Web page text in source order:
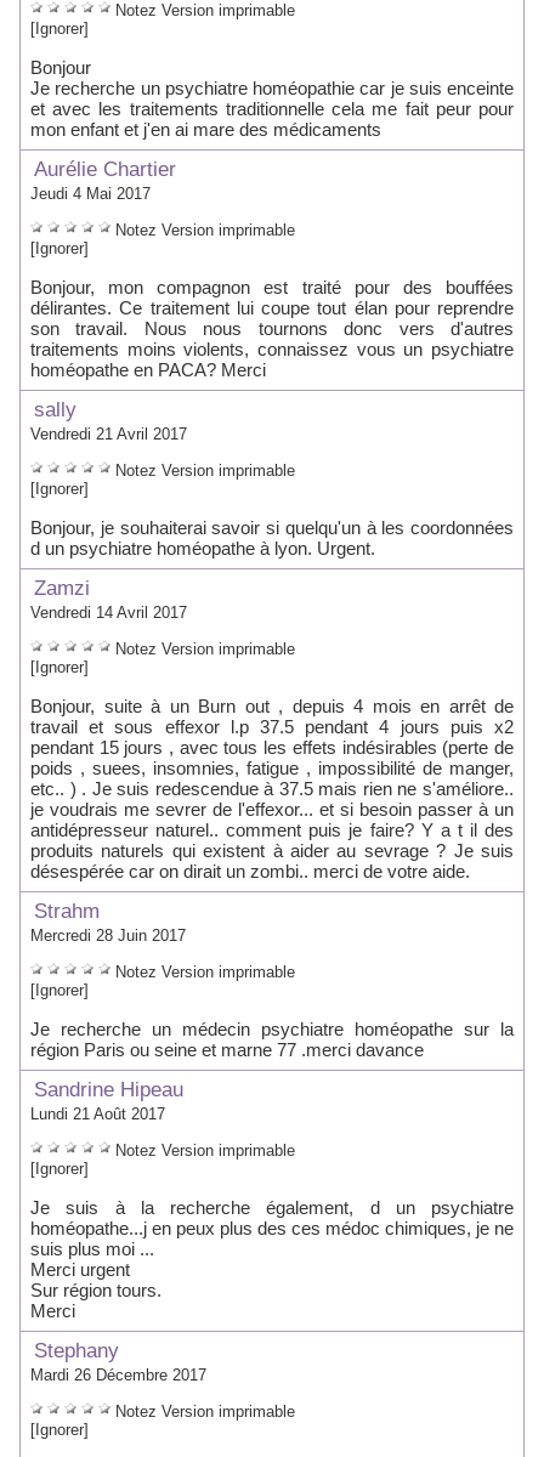
Notez Version imprimable
[Ignorer]
Bonjour
Je recherche un psychiatre homéopathie car je suis enceinte
et avec les traitements traditionnelle cela me fait peur pour
mon enfant et j'en ai mare des médicaments
Aurélie Chartier
Jeudi 4 Mai 2017
Notez Version imprimable
[Ignorer]
Bonjour, mon compagnon est traité pour des bouffées
délirantes. Ce traitement lui coupe tout élan pour reprendre
son travail. Nous nous tournons donc vers d'autres
traitements moins violents, connaissez vous un psychiatre
homéopathe en PACA? Merci
sally
Vendredi 21 Avril 2017
Notez Version imprimable
[Ignorer]
Bonjour, je souhaiterai savoir si quelqu'un à les coordonnées
d un psychiatre homéopathe à lyon. Urgent.
Zamzi
Vendredi 14 Avril 2017
Notez Version imprimable
[Ignorer]
Bonjour, suite à un Burn out , depuis 4 mois en arrêt de
travail et sous effexor l.p 37.5 pendant 4 jours puis x2
pendant 15 jours , avec tous les effets indésirables (perte de
poids , suees, insomnies, fatigue , impossibilité de manger,
etc.. ) . Je suis redescendue à 37.5 mais rien ne s'améliore..
je voudrais me sevrer de l'effexor... et si besoin passer à un
antidépresseur naturel.. comment puis je faire? Y a t il des
produits naturels qui existent à aider au sevrage ? Je suis
désespérée car on dirait un zombi.. merci de votre aide.
Strahm
Mercredi 28 Juin 2017
Notez Version imprimable
[Ignorer]
Je recherche un médecin psychiatre homéopathe sur la
région Paris ou seine et marne 77 .merci davance
Sandrine Hipeau
Lundi 21 Août 2017
Notez Version imprimable
[Ignorer]
Je suis à la recherche également, d un psychiatre
homéopathe...j en peux plus des ces médoc chimiques, je ne
suis plus moi ...
Merci urgent
Sur région tours.
Merci
Stephany
Mardi 26 Décembre 2017
Notez Version imprimable
[Ignorer]